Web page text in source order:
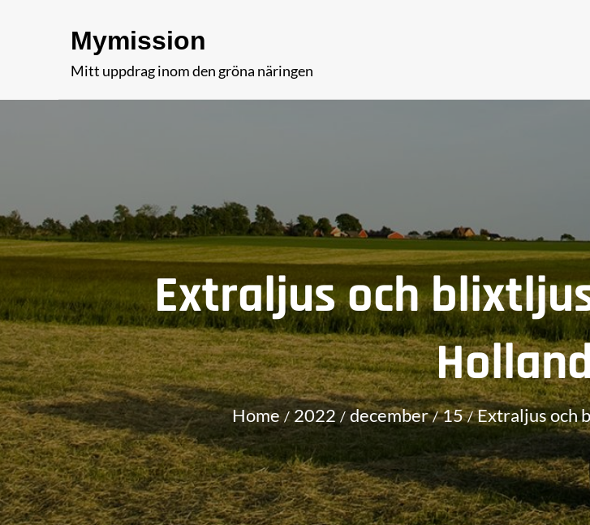
Mymission
Mitt uppdrag inom den gröna näringen
Extraljus och
Home 2022 december 15 Extraljus och